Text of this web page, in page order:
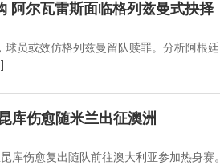
阿尔瓦雷斯面临格列兹曼式抉择
员或效仿格列兹曼留队赎罪。分析阿根廷
库伤愈随米兰出征澳洲
库伤愈复出随队前往澳大利亚参加热身赛。